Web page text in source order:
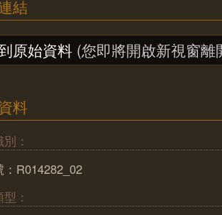
結
原始資料 (您即將開啟新視窗離
料
：
R014282_02
：